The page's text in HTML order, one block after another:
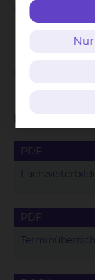
PDF
PDF